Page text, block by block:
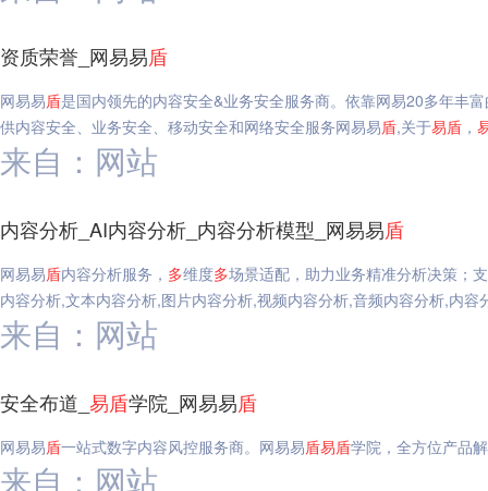
资质荣誉_网易易盾
网易易盾是国内领先的内容安全&业务安全服务商。依靠网易20多年丰
供内容安全、业务安全、移动安全和网络安全服务网易易盾,关于易盾 ，
来自：网站
内容分析_AI内容分析_内容分析模型_网易易盾
网易易盾内容分析服务， 多维度多场景适配，助力业务精准分析决策；
内容分析,文本内容分析,图片内容分析,视频内容分析,音频内容分析,内
来自：网站
安全布道_ 易盾学院_网易易盾
网易易盾一站式数字内容风控服务商。网易易盾易盾学院，全方位产品
来自：网站